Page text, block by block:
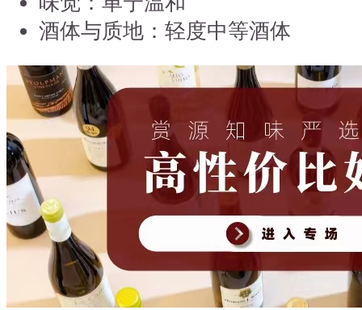
酒体与质地：轻度中等酒体